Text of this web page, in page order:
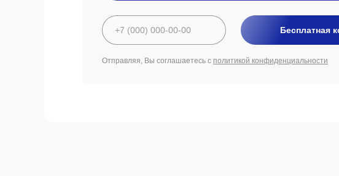
Бесплатная
Отправляя, Вы соглашаетесь с политикой конфиденциальности